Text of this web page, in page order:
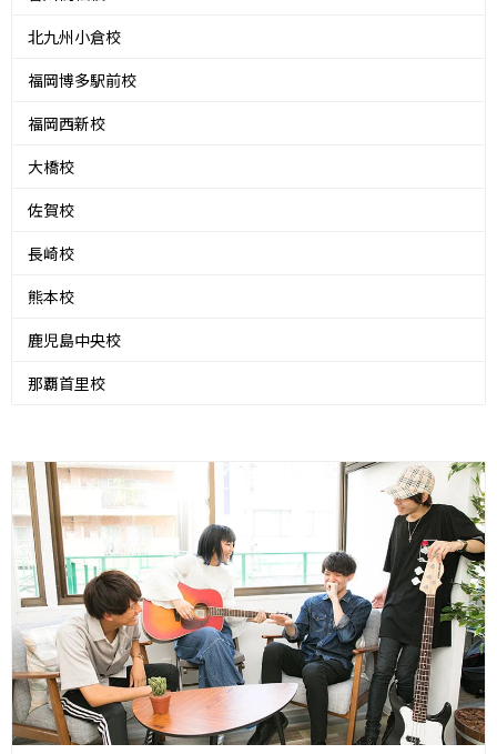
北九州小倉校
福岡博多駅前校
福岡西新校
大橋校
佐賀校
長崎校
熊本校
鹿児島中央校
那覇首里校